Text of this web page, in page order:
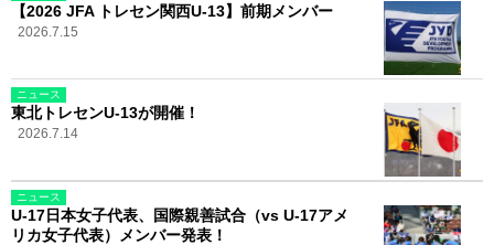
【2026 JFA トレセン関西U-13】前期メンバー
2026.7.15
ニュース
東北トレセンU-13が開催！
2026.7.14
ニュース
U-17日本女子代表、国際親善試合（vs U-17アメ
リカ女子代表）メンバー発表！